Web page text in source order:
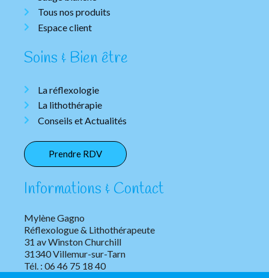
Tous nos produits
Espace client
Soins & Bien être
La réflexologie
La lithothérapie
Conseils et Actualités
Prendre RDV
Informations & Contact
Mylène Gagno
Réflexologue & Lithothérapeute
31 av Winston Churchill
31340 Villemur-sur-Tarn
Tél. : 06 46 75 18 40